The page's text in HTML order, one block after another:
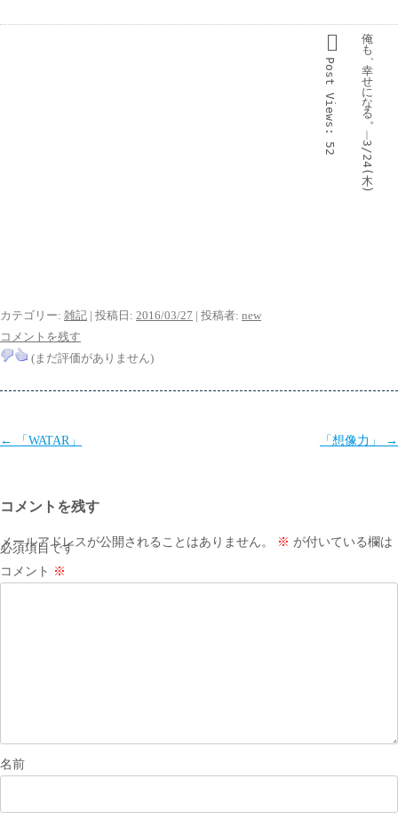
俺
も、
幸
せ
に
な
る。
︱
3/24(
木
)
Post
Views:
52
カテゴリー: 雑記 | 投稿日: 2016/03/27 | 投稿者: new
コメントを残す
(まだ評価がありません)
投
ビ
ゲ
ー
← 「WATAR」 「想像力」 →
コメントを残す
メールアドレスが公開されることはありません。 ※ が付いている欄は
必須項目です
コメント ※
名前